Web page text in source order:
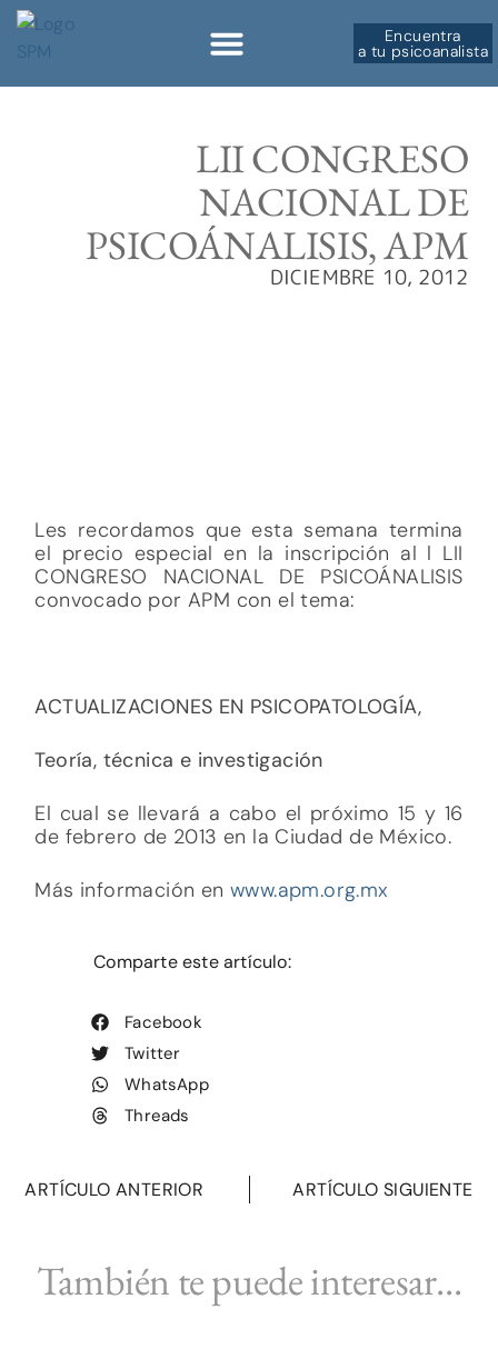
Encuentra
a tu psicoanalista
LII CONGRESO
NACIONAL DE
PSICOÁNALISIS, APM
DICIEMBRE 10, 2012
Les recordamos que esta semana termina
el precio especial en la inscripción al l LII
CONGRESO NACIONAL DE PSICOÁNALISIS
convocado por APM con el tema:
ACTUALIZACIONES EN PSICOPATOLOGÍA,
Teoría, técnica e investigación
El cual se llevará a cabo el próximo 15 y 16
de febrero de 2013 en la Ciudad de México.
Más información en www.apm.org.mx
Comparte este artículo:
Facebook
Twitter
WhatsApp
Threads
ARTÍCULO ANTERIOR ARTÍCULO SIGUIENTE
También te puede interesar...